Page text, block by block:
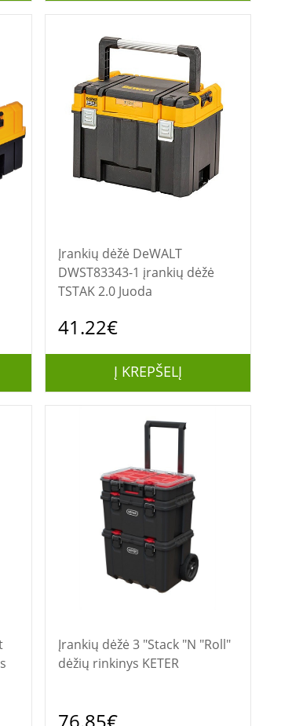
Įrankių dėžė DeWALT
DWST83343-1 įrankių dėžė
TSTAK 2.0 Juoda
41.22€
Į KREPŠELĮ
Įrankių dėžė 3 "Stack "N "Roll"
dėžių rinkinys KETER